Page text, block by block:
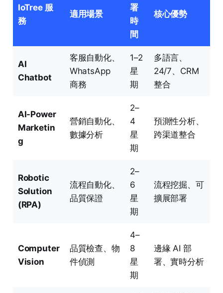
IoTree 服
務
適用場景
署
時
間
核心優勢
AI
Chatbot
客服自動化、
WhatsApp
商務
1–2
星
期
多語言、
24/7、CRM
整合
AI-Power
Marketin
g
營銷自動化、
數據分析
2–
4
星
期
預測性分析、
跨渠道整合
Robotic
Solution
(RPA)
流程自動化、
品質保證
2–
6
星
期
流程挖掘、可
擴展部署
Computer
Vision
品質檢查、物
件偵測
4–
8
星
期
邊緣 AI 部
署、實時分析